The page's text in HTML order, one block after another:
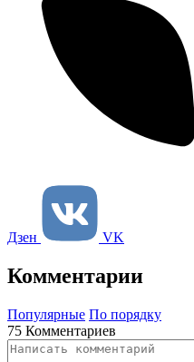
Дзен VK
Комментарии
Популярные По порядку
75 Комментариев